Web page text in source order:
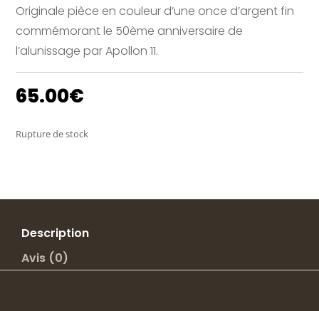
Originale pièce en couleur d’une once d’argent fin
commémorant le 50ème anniversaire de
l’alunissage par Apollon 11.
65.00€
Rupture de stock
Description
Avis (0)